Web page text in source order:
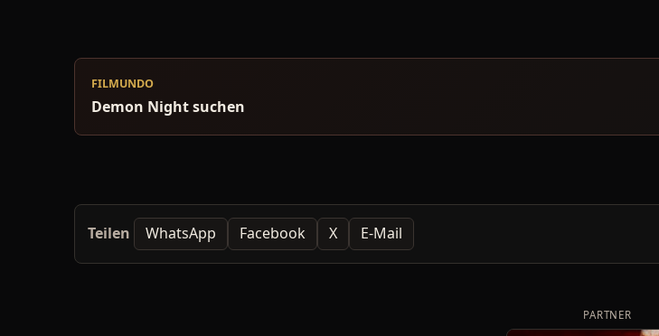
FILMUNDO
Demon Night suchen
Teilen WhatsApp Facebook X E-Mail
PARTNER